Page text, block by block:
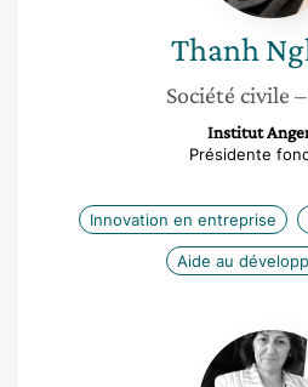
Thanh
Société civile
Institut
Présidente
Innovation en entreprise
Aide au